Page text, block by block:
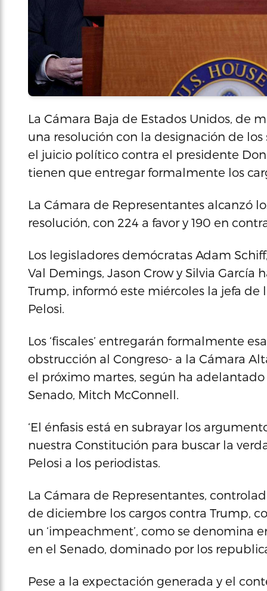
La Cámara Baja de Estados Unidos, de
una resolución con la designación de los
el juicio político contra el presidente
tienen que entregar formalmente los
La Cámara de Representantes alcanzó
resolución, con 224 a favor y 190 en
Los legisladores demócratas Adam
Val Demings, Jason Crow y Silvia García
Trump, informó este miércoles la jefa de
Pelosi.
Los ‘fiscales’ entregarán formalmente
obstrucción al Congreso- a la Cámara
el próximo martes, según ha
Senado, Mitch McConnell.
‘El énfasis está en subrayar los
nuestra Constitución para buscar la
Pelosi a los periodistas.
La Cámara de Representantes,
de diciembre los cargos contra Trump,
un ‘impeachment’, como se denomina
en el Senado, dominado por los
Pese a la expectación generada y el